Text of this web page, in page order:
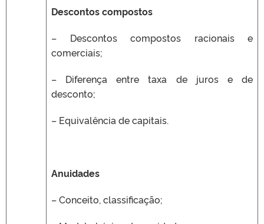
Descontos compostos
– Descontos compostos racionais e
comerciais;
– Diferença entre taxa de juros e de
desconto;
– Equivalência de capitais.
Anuidades
– Conceito, classificação;